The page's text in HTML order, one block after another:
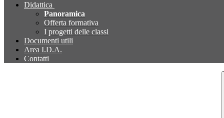
Didattica
Panoramica
Offerta formativa
I progetti delle classi
Documenti utili
Area I.D.A.
Contatti